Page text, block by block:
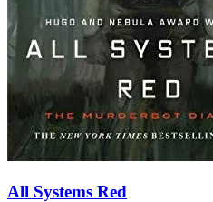
All Systems Red